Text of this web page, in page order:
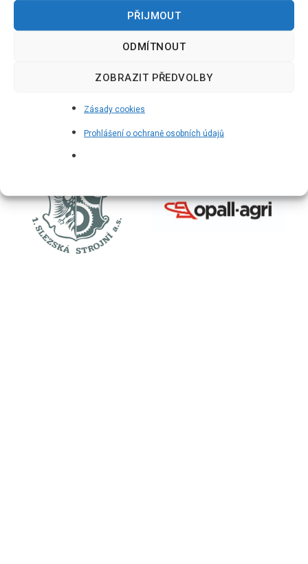
PŘIJMOUT
ODMÍTNOUT
ZOBRAZIT PŘEDVOLBY
Zásady cookies
Prohlášení o ochraně osobních údajů